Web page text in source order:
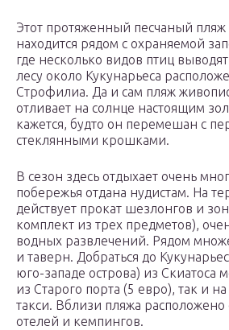
Этот протяженный песчаный
находится рядом с охраняемой
где несколько видов птиц
лесу около Кукунарьеса
Строфилиа. Да и сам пляж
отливает на солнце настоящим
кажется, будто он перемешан с
стеклянными крошками.
В сезон здесь отдыхает очень
побережья отдана нудистам. На
действует прокат шезлонгов и
комплект из трех предметов),
водных развлечений. Рядом
и таверн. Добраться до
юго-западе острова) из Скиатоса
из Старого порта (5 евро), так и
такси. Вблизи пляжа
отелей и кемпингов.